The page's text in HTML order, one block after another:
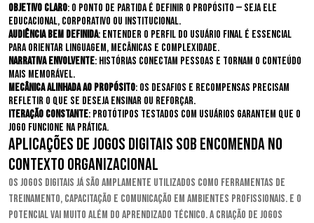
Objetivo claro: o ponto de partida é definir o propósito — seja ele
educacional, corporativo ou institucional.
Audiência bem definida: entender o perfil do usuário final é essencial
para orientar linguagem, mecânicas e complexidade.
Narrativa envolvente: histórias conectam pessoas e tornam o conteúdo
mais memorável.
Mecânica alinhada ao propósito: os desafios e recompensas precisam
refletir o que se deseja ensinar ou reforçar.
Iteração constante: protótipos testados com usuários garantem que o
jogo funcione na prática.
Aplicações de jogos digitais sob encomenda no
contexto organizacional
Os jogos digitais já são amplamente utilizados como ferramentas de
treinamento, capacitação e comunicação em ambientes profissionais. E o
potencial vai muito além do aprendizado técnico. A criação de jogos